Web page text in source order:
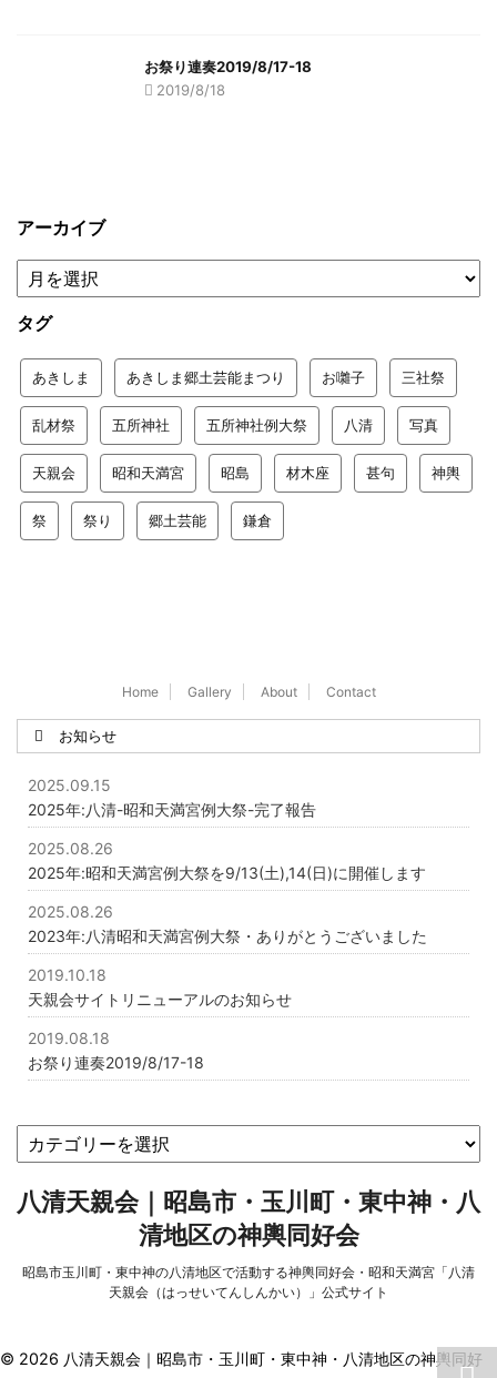
お祭り連奏2019/8/17-18
2019/8/18
アーカイブ
タグ
あきしま あきしま郷土芸能まつり お囃子 三社祭
乱材祭 五所神社 五所神社例大祭 八清 写真
天親会 昭和天満宮 昭島 材木座 甚句 神輿
祭 祭り 郷土芸能 鎌倉
Home Gallery About Contact
お知らせ
2025.09.15
2025年:八清-昭和天満宮例大祭-完了報告
2025.08.26
2025年:昭和天満宮例大祭を9/13(土),14(日)に開催します
2025.08.26
2023年:八清昭和天満宮例大祭・ありがとうございました
2019.10.18
天親会サイトリニューアルのお知らせ
2019.08.18
お祭り連奏2019/8/17-18
八清天親会｜昭島市・玉川町・東中神・八
清地区の神輿同好会
昭島市玉川町・東中神の八清地区で活動する神輿同好会・昭和天満宮「八清
天親会（はっせいてんしんかい）」公式サイト
© 2026 八清天親会｜昭島市・玉川町・東中神・八清地区の神輿同好